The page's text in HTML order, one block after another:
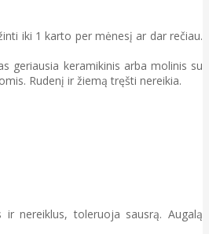
iki 1 karto per mėnesį ar dar rečiau.
geriausia keramikinis arba molinis su
Rudenį ir žiemą tręšti nereikia.
nereiklus, toleruoja sausrą. Augalą